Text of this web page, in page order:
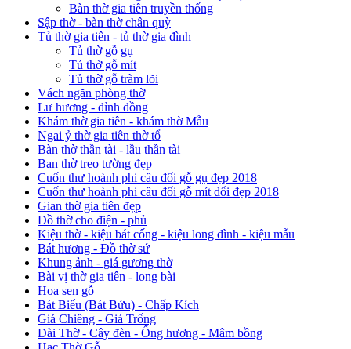
Bàn thờ gia tiên truyền thống
Sập thờ - bàn thờ chân quỳ
Tủ thờ gia tiên - tủ thờ gia đình
Tủ thờ gỗ gụ
Tủ thờ gỗ mít
Tủ thờ gỗ tràm lõi
Vách ngăn phòng thờ
Lư hương - đỉnh đồng
Khám thờ gia tiên - khám thờ Mẫu
Ngai ỷ thờ gia tiên thờ tổ
Bàn thờ thần tài - lầu thần tài
Ban thờ treo tường đẹp
Cuốn thư hoành phi câu đối gỗ gụ đẹp 2018
Cuốn thư hoành phi câu đối gỗ mít dổi đẹp 2018
Gian thờ gia tiên đẹp
Đồ thờ cho điện - phủ
Kiệu thờ - kiệu bát cống - kiệu long đình - kiệu mẫu
Bát hương - Đồ thờ sứ
Khung ảnh - giá gương thờ
Bài vị thờ gia tiên - long bài
Hoa sen gỗ
Bát Biểu (Bát Bửu) - Chấp Kích
Giá Chiêng - Giá Trống
Đài Thờ - Cây đèn - Ống hương - Mâm bồng